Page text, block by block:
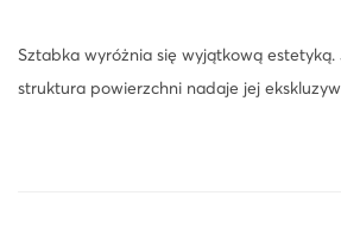
Sztabka wyróżnia się wyjątkową
struktura powierzchni nadaje jej